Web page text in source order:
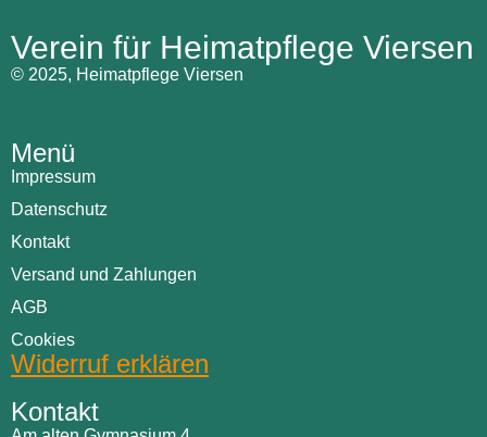
Verein für Heimatpflege Viersen
© 2025, Heimatpflege Viersen
Menü
Impressum
Datenschutz
Kontakt
Versand und Zahlungen
AGB
Cookies
Widerruf erklären
Kontakt